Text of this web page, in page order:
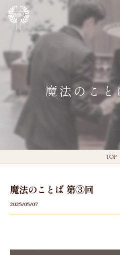
魔法のこ
TOP
魔法のことば 第③回
2025/05/07